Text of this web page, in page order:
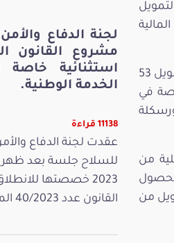
وقدّموا معطيات حول مدى التقدّم في إنجاز هذه المشاريع التنموية، حيث تمّت الموافقة على تمويل 53
خاصة في
ورسكلة
من
من
لجنة الدفاع
مشروع القانون
استثنائية
الخدمة الوطنية.
11138 قراءة
عقدت لجنة الدفاع
2023 خصصتها
القانون عدد 40/2023 المتع...